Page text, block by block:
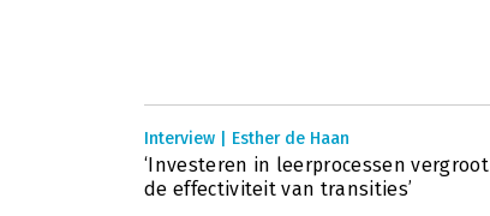
Interview | Esther de Haan
‘Investeren in leerprocessen vergroot
de effectiviteit van transities’